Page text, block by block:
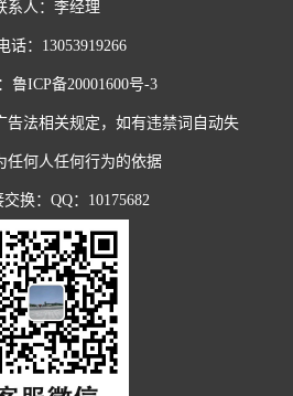
系人：李经理
话：13053919266
鲁ICP备20001600号-3
告法相关规定，如有违禁词自动失
任何人任何行为的依据
换：QQ：10175682